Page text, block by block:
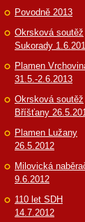
Povodně 2013
Okrsková soutěž
Sukorady
Plamen
31.5.-2.6.2013
Okrsková soutěž
Bříšťany
Plamen Lužany
26.5.2012
Milovická
9.6.2012
110 let SDH
14.7.2012